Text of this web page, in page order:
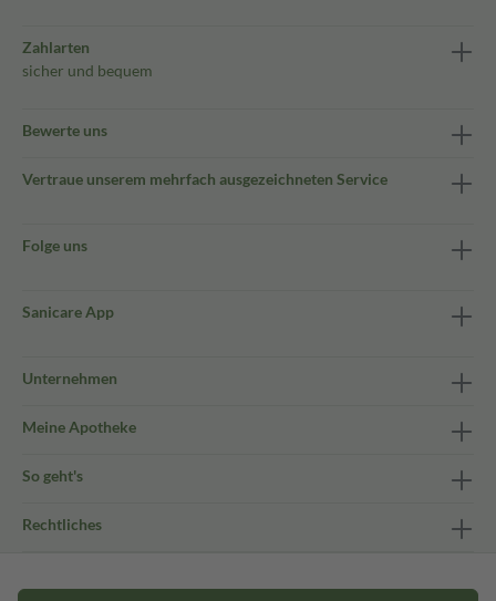
Zahlarten
sicher und bequem
Bewerte uns
Vertraue unserem mehrfach ausgezeichneten Service
Folge uns
Sanicare App
Unternehmen
Meine Apotheke
So geht's
Rechtliches